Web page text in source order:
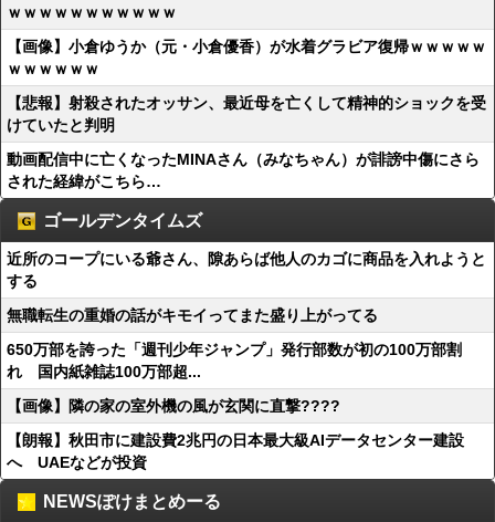
ｗｗｗｗｗｗｗｗｗｗｗ
【画像】小倉ゆうか（元・小倉優香）が水着グラビア復帰ｗｗｗｗｗ
ｗｗｗｗｗｗ
【悲報】射殺されたオッサン、最近母を亡くして精神的ショックを受
けていたと判明
動画配信中に亡くなったMINAさん（みなちゃん）が誹謗中傷にさら
された経緯がこちら…
ゴールデンタイムズ
近所のコープにいる爺さん、隙あらば他人のカゴに商品を入れようと
する
無職転生の重婚の話がキモイってまた盛り上がってる
650万部を誇った「週刊少年ジャンプ」発行部数が初の100万部割
れ 国内紙雑誌100万部超...
【画像】隣の家の室外機の風が玄関に直撃????
【朗報】秋田市に建設費2兆円の日本最大級AIデータセンター建設
へ UAEなどが投資
NEWSぽけまとめーる